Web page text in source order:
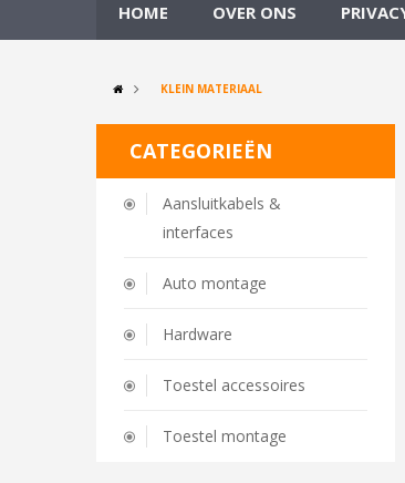
HOME OVER ONS
KLEIN MATERIAAL
CATEGORIEËN
Aansluitkabels &
interfaces
Auto montage
Hardware
Toestel accessoires
Toestel montage